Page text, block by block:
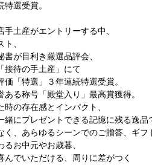
特選受賞。
手土産がエントリーする中、
、
書が目利き厳選品評会、
接待の手土産」にて
「特選」３年連続特選受賞。
ある称号「殿堂入り」最高賞獲得。
の存在感とインパクト、
緒にプレゼントできる記憶に残る逸品
く、あらゆるシーンでのご贈答、ギフ
お中元やお歳暮、
んでいただける、周りに差がつく